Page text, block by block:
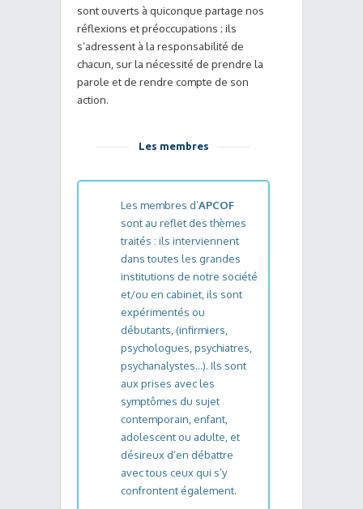
sont ouverts à quiconque partage nos
réflexions et préoccupations ; ils
s’adressent à la responsabilité de
chacun, sur la nécessité de prendre la
parole et de rendre compte de son
action.
Les membres
Les membres d’APCOF
sont au reflet des thèmes
traités : ils interviennent
dans toutes les grandes
institutions de notre société
et/ou en cabinet, ils sont
expérimentés ou
débutants, (infirmiers,
psychologues, psychiatres,
psychanalystes…). Ils sont
aux prises avec les
symptômes du sujet
contemporain, enfant,
adolescent ou adulte, et
désireux d’en débattre
avec tous ceux qui s’y
confrontent également.